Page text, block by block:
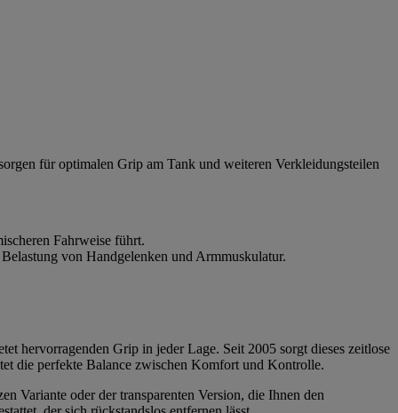
für optimalen Grip am Tank und weiteren Verkleidungsteilen
Fahrweise führt.
von Handgelenken und Armmuskulatur.
hervorragenden Grip in jeder Lage. Seit 2005 sorgt dieses zeitlose
die perfekte Balance zwischen Komfort und Kontrolle.
Variante oder der transparenten Version, die Ihnen den